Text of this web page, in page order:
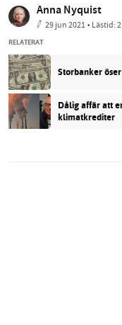
Anna Nyquist
29 jun 2021• Lästid:
RELATERAT
Storbanker
Dålig affär att
klimatkrediter